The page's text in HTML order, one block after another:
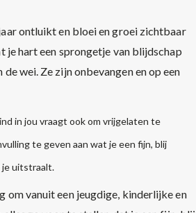
ontluikt en bloei en groei zichtbaar
hart een sprongetje van blijdschap
wei. Ze zijn onbevangen en op een
in jou vraagt ook om vrijgelaten te
te geven aan wat je een fijn, blij
je uitstraalt.
om vanuit een jeugdige, kinderlijke en